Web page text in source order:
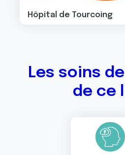
Hôpital de Tourcoing
Les soins
de ce